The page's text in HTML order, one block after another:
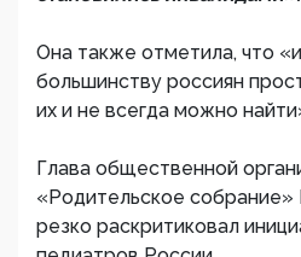
Она также отметила, что
большинству россиян
их и не всегда можно
Глава общественной
«Родительское
резко раскритиковал